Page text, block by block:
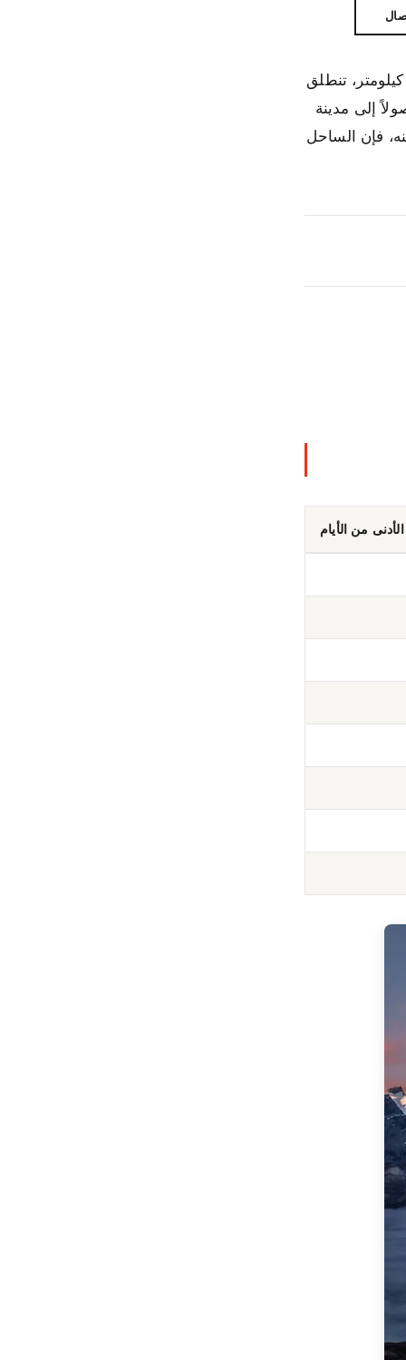
تُعدّ رحلة الطريق على طول الساحل الشرقي لأستراليا من أعظم مغامرات القيادة في العالم — رحلة تمتد لأكثر من 2800 كيلومتر، تنطلق
إلى مدينة
فإن الساحل
من الأيام